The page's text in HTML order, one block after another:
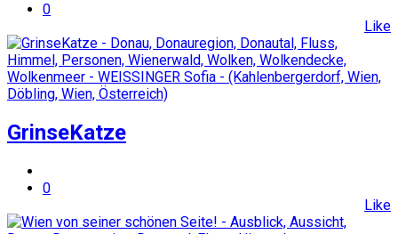
0
Like
GrinseKatze
0
Like